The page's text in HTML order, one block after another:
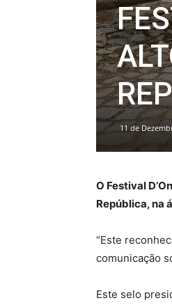
11 de
O Festival
República, na
“Este
comunicação
Este selo